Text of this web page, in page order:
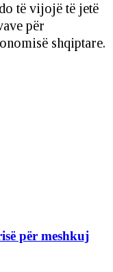
të vijojë të jetë
për
shqiptare.
për meshkuj